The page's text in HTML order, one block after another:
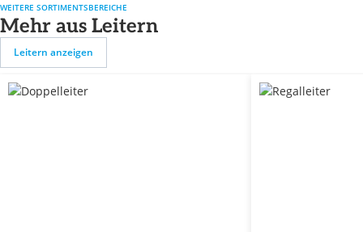
WEITERE SORTIMENTSBEREICHE
Mehr aus Leitern
Leitern anzeigen